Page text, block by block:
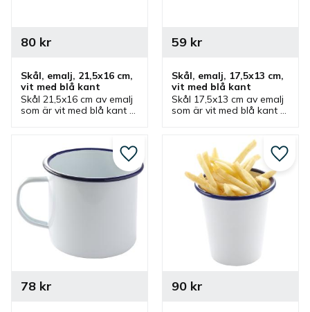
Skål, emalj, 21,5x16 cm,
vit med blå kant
Skål 21,5x16 cm av emalj
som är vit med blå kant
80kr
Skål, emalj, 17,5x13 cm,
vit med blå kant
Skål 17,5x13 cm av emalj
som är vit med blå kant
59kr
78kr
Lägg till i favoriter
90kr
Lägg